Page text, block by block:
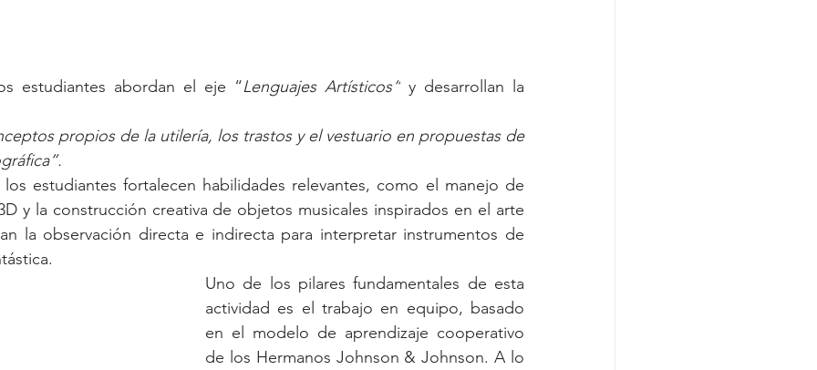
estudiantes abordan el eje “Lenguajes Artísticos” y desarrollan la
propios de la utilería, los trastos y el vestuario en propuestas de
estudiantes fortalecen habilidades relevantes, como el manejo de
y la construcción creativa de objetos musicales inspirados en el arte
la observación directa e indirecta para interpretar instrumentos de
Uno de los pilares fundamentales de esta
actividad es el trabajo en equipo, basado
en el modelo de aprendizaje cooperativo
de los Hermanos Johnson & Johnson. A lo